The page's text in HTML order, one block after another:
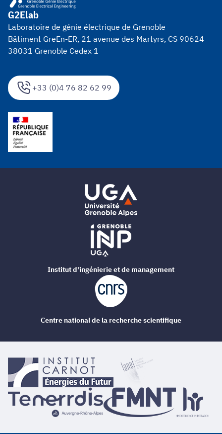
+33 (0)4 76 82 62 99
G2Elab
Laboratoire de génie électrique de Grenoble
Bâtiment GreEn-ER, 21 avenue des Martyrs, CS 90624
38031 Grenoble Cedex 1
Institut d'ingénierie et de management
Centre national de la recherche scientifique